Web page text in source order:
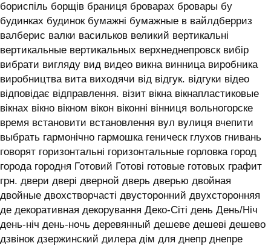
бориспіль борщів браниця броварах бровары бу
будинках будинок бумажні бумажные в вайлдберриз
валберис валки васильков великий вертикальні
вертикальные вертикальных верхнеднепровск вибір
вибрати вигляду вид видео викна винница виробника
виробництва вита виходячи від відгук. відгуки відео
відповідає відправлення. візит вікна вікнапластиковые
вікнах вікно вікном вікон віконні вінниця вольногорске
время встановити встановлення вул вулиця вчепити
выбрать гармонічно гармошка геническ глухов гнивань
говорят горизонтальні горизонтальные горловка город
города городня Готовий Готові готовые готовых графит
грн. двери двері дверной дверь дверью двойная
двойные двохстворчасті двусторонний двухсторонняя
де декоративная декорування Деко-Сіті день День/Ніч
день-ніч день-ночь деревянный дешеве дешеві дешево
дзвінок дзержинский дилера дім для днепр днепре